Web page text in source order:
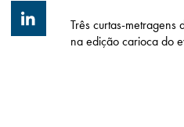
Três curtas-
na edição carioca do